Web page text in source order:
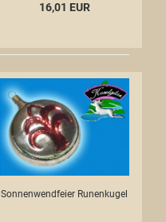
16,01 EUR
Sonnenwendfeier Runenkugel